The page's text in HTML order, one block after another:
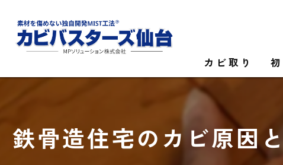
カビ取り
カビ菌検査
家庭のカビ取り
施設のカビ取り
鉄骨造住宅のカビ原因